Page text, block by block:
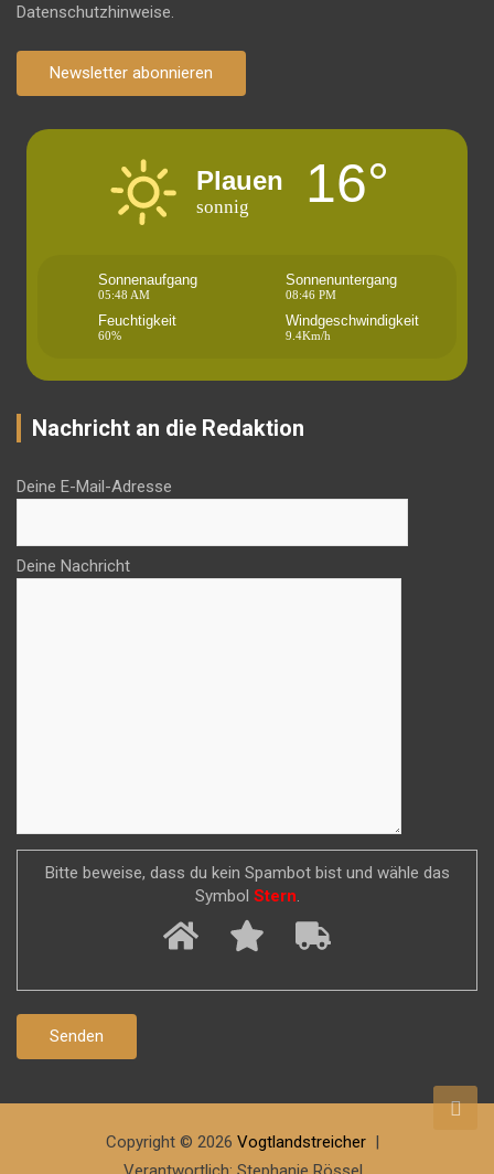
Datenschutzhinweise.
Newsletter abonnieren
Plauen
sonnig 16°
Sonnenaufgang
05:48 AM
Sonnenuntergang
08:46 PM
Feuchtigkeit
60%
Windgeschwindigkeit
9.4Km/h
Nachricht an die Redaktion
Deine E-Mail-Adresse
Deine Nachricht
Bitte beweise, dass du kein Spambot bist und wähle das
Symbol Stern.
Copyright © 2026 Vogtlandstreicher